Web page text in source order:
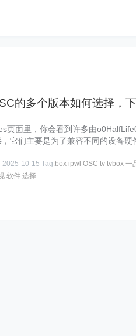
的多个版本如何选择，
页面里，你会看到许多由
它们主要是为了兼容不同的设备
2025-10-15 Tag: box ipwl OSC tv tvbox 一
软件 选择